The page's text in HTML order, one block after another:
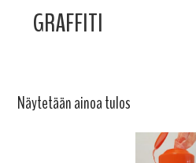
GRAFFITI
Näytetään ainoa tulos